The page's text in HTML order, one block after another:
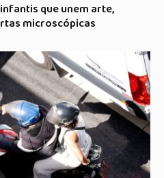
que unem arte,
microscópicas